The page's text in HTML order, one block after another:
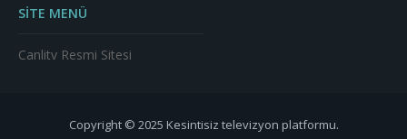
SİTE MENÜ
Canlitv Resmi Sitesi
Copyright © 2025 Kesintisiz televizyon platformu.